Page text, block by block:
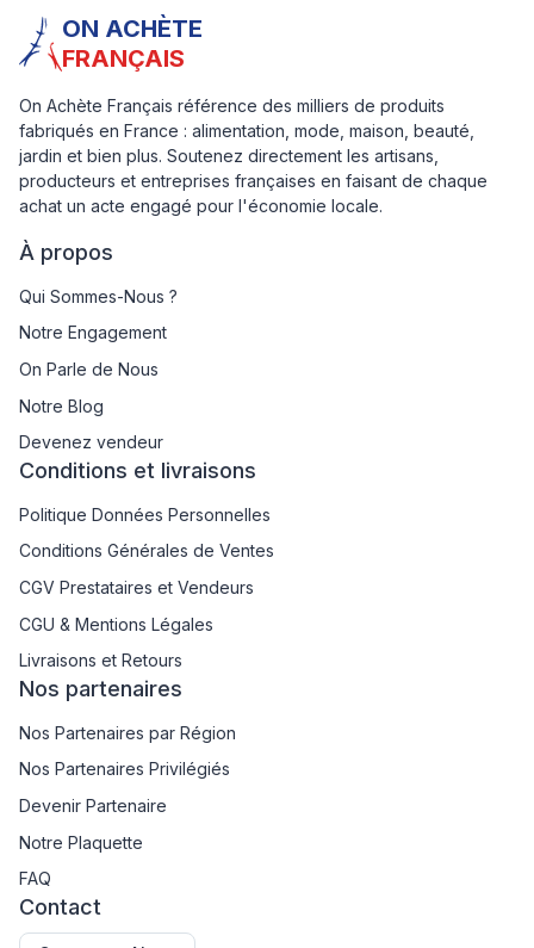
ON ACHÈTE
FRANÇAIS
On Achète Français référence des milliers de produits
fabriqués en France : alimentation, mode, maison, beauté,
jardin et bien plus. Soutenez directement les artisans,
producteurs et entreprises françaises en faisant de chaque
achat un acte engagé pour l'économie locale.
À propos
Qui Sommes-Nous ?
Notre Engagement
On Parle de Nous
Notre Blog
Devenez vendeur
Conditions et livraisons
Politique Données Personnelles
Conditions Générales de Ventes
CGV Prestataires et Vendeurs
CGU & Mentions Légales
Livraisons et Retours
Nos partenaires
Nos Partenaires par Région
Nos Partenaires Privilégiés
Devenir Partenaire
Notre Plaquette
FAQ
Contact